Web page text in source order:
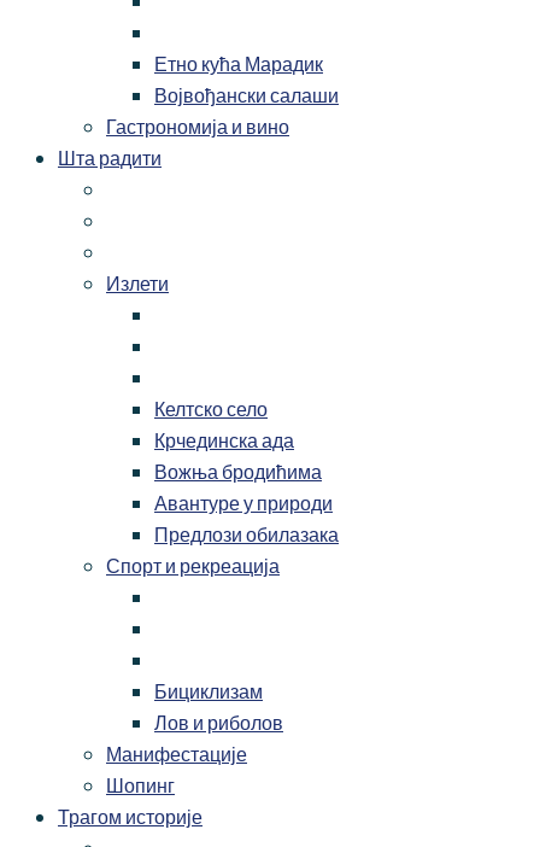
Етно кућа Марадик
Војвођански салаши
Гастрономија и вино
Шта радити
Излети
Келтско село
Крчединска ада
Вожња бродићима
Авантуре у природи
Предлози обилазака
Спорт и рекреација
Бициклизам
Лов и риболов
Манифестације
Шопинг
Трагом историје